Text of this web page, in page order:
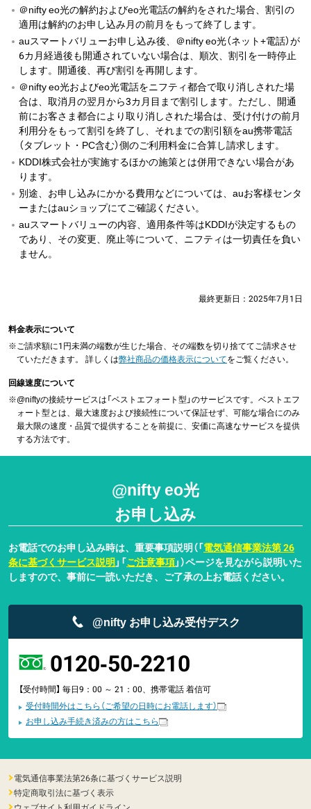
＠nifty eo光の解約およびeo光電話の解約をされた場合、割引の
適用は解約のお申し込み月の前月をもって終了します。
auスマートバリューお申し込み後、＠nifty eo光（ネット+電話）が
6カ月経過後も開通されていない場合は、順次、割引を一時停止
します。開通後、再び割引を再開します。
＠nifty eo光およびeo光電話をニフティ都合で取り消しされた場
合は、取消月の翌月から3カ月目まで割引します。ただし、開通
前にお客さま都合により取り消しされた場合は、受け付けの前月
利用分をもって割引を終了し、それまでの割引額をau携帯電話
（タブレット・PC含む）側のご利用料金に合算し請求します。
KDDI株式会社が実施するほかの施策とは併用できない場合があ
ります。
別途、お申し込みにかかる費用などについては、auお客様センタ
ーまたはauショップにてご確認ください。
auスマートバリューの内容、適用条件等はKDDIが決定するもの
であり、その変更、廃止等について、ニフティは一切責任を負い
ません。
最終更新日： 2025年7月1日
料金表示について
※ご請求額に1円未満の端数が生じた場合、その端数を切り捨ててご請求させ
ていただきます。 詳しくは弊社商品の価格表示についてをご覧ください。
回線速度について
※@niftyの接続サービスは「ベストエフォート型」のサービスです。ベストエフ
ォート型とは、最大速度および接続性について保証せず、可能な場合にのみ
最大限の速度・品質で提供することを前提に、安価に高速なサービスを提供
する方法です。
@nifty eo光
お申し込み
お電話でのお申し込み時は、重要事項説明（「電気通信事業法第 26
条に基づくサービス説明」「ご注意事項」）ページを見ながら説明いた
しますので、事前に一読いただき、ご了承の上お電話ください。
@nifty お申し込み受付デスク
0120-50-2210
【受付時間】 毎日9：00 ～ 21：00、携帯電話 着信可
受付時間外はこちら（ご希望の日時にお電話します）
お申し込み手続き済みの方はこちら
電気通信事業法第26条に基づくサービス説明
特定商取引法に基づく表示